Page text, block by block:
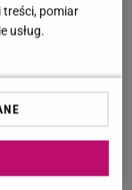
Taką
bliskimi. Na
jak
Bosak,
treści, pomiar
usług.